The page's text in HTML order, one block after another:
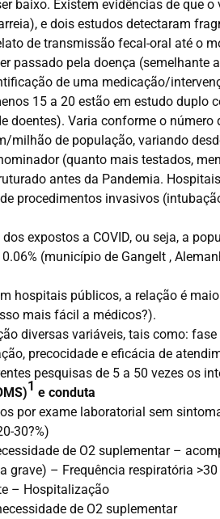
baixo. Existem evidências de que o
e dois estudos detectaram
de transmissão fecal-oral até o
passado pela doença (semelhante
de uma medicação/
15 a 20 estão em estudo duplo
doentes). Varia conforme o número
de população, variando
(quanto mais testados,
antes da Pandemia.
procedimentos invasivos
expostos a COVID, ou seja, a
(município de Gangelt ,
hospitais públicos, a relação é
mais fácil a médicos?).
diversas variáveis, tais como:
precocidade e eficácia de
pesquisas de 5 a 50 vezes os
1 e conduta
por exame laboratorial sem
30?%)
de O2 suplementar –
grave) – Frequência respiratória
– Hospitalização
de O2 suplementar